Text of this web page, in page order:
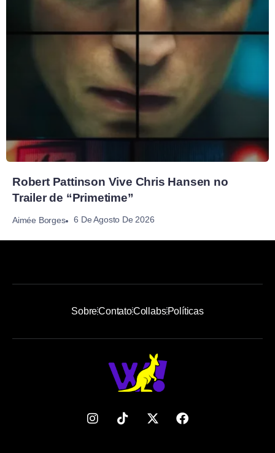
Robert Pattinson Vive Chris Hansen no
Trailer de “Primetime”
Aimée Borges 6 De Agosto De 2026
SobreContatoCollabsPolíticas